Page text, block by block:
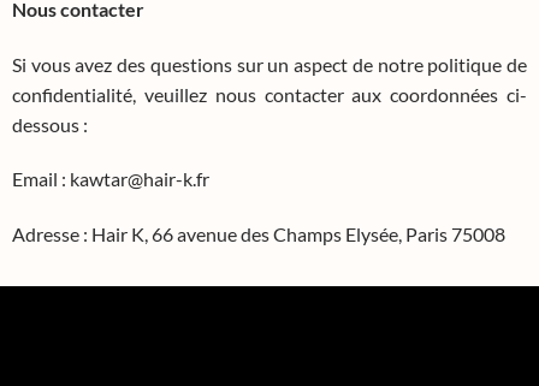
Nous contacter
Si vous avez des questions sur un aspect de notre politique de
confidentialité, veuillez nous contacter aux coordonnées ci-
dessous :
Email : kawtar@hair-k.fr
Adresse : Hair K, 66 avenue des Champs Elysée, Paris 75008